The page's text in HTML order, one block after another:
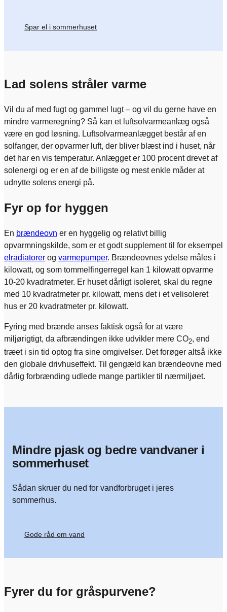
Spar el i sommerhuset
Lad solens stråler varme
Vil du af med fugt og gammel lugt – og vil du gerne have en
mindre varmeregning? Så kan et luftsolvarmeanlæg også
være en god løsning. Luftsolvarmeanlægget består af en
solfanger, der opvarmer luft, der bliver blæst ind i huset, når
det har en vis temperatur. Anlægget er 100 procent drevet af
solenergi og er en af de billigste og mest enkle måder at
udnytte solens energi på.
Fyr op for hyggen
En brændeovn er en hyggelig og relativt billig
opvarmningskilde, som er et godt supplement til for eksempel
elradiatorer og varmepumper. Brændeovnes ydelse måles i
kilowatt, og som tommelfingerregel kan 1 kilowatt opvarme
10-20 kvadratmeter. Er huset dårligt isoleret, skal du regne
med 10 kvadratmeter pr. kilowatt, mens det i et velisoleret
hus er 20 kvadratmeter pr. kilowatt.
Fyring med brænde anses faktisk også for at være
miljørigtigt, da afbrændingen ikke udvikler mere CO2, end
træet i sin tid optog fra sine omgivelser. Det forøger altså ikke
den globale drivhuseffekt. Til gengæld kan brændeovne med
dårlig forbrænding udlede mange partikler til nærmiljøet.
Mindre pjask og bedre vandvaner i
sommerhuset
Sådan skruer du ned for vandforbruget i jeres
sommerhus.
Gode råd om vand
Fyrer du for gråspurvene?